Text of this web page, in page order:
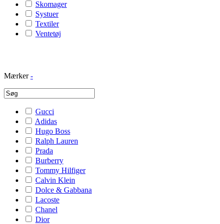
Skomager
Systuer
Textiler
Ventetøj
Mærker -
Gucci
Adidas
Hugo Boss
Ralph Lauren
Prada
Burberry
Tommy Hilfiger
Calvin Klein
Dolce & Gabbana
Lacoste
Chanel
Dior